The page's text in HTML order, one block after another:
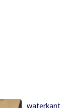
waterkant